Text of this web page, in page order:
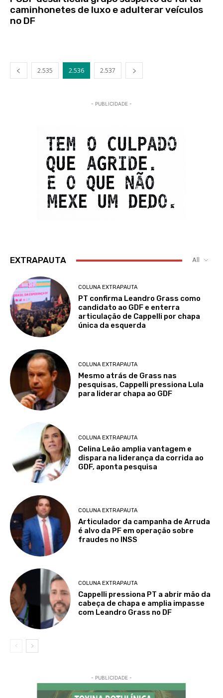
caminhonetes de luxo e adulterar veículos
no DF
2.535 2.536 2.537
- PUBLICIDADE -
EXTRAPAUTA All
COLUNA EXTRAPAUTA
PT confirma Leandro Grass como
candidato ao GDF e enterra
articulação de Cappelli por chapa
única da esquerda
COLUNA EXTRAPAUTA
Mesmo atrás de Grass nas
pesquisas, Cappelli pressiona Lula
para liderar chapa ao GDF
COLUNA EXTRAPAUTA
Celina Leão amplia vantagem e
dispara na liderança da corrida ao
GDF, aponta pesquisa
COLUNA EXTRAPAUTA
Articulador da campanha de Arruda
é alvo da PF em operação sobre
fraudes no INSS
COLUNA EXTRAPAUTA
Cappelli pressiona PT a abrir mão da
cabeça de chapa e amplia impasse
com Leandro Grass no DF
- PUBLICIDADE -